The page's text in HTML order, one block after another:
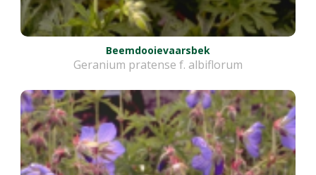
Beemdooievaarsbek
Geranium pratense f. albiflorum